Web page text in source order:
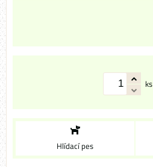
ks
Hlídací pes